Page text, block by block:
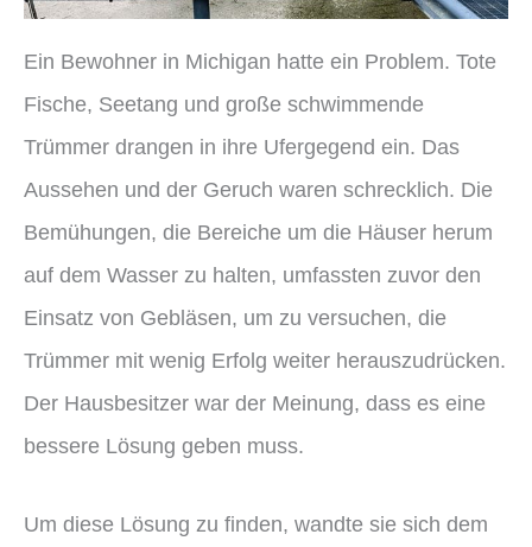
Ein Bewohner in Michigan hatte ein Problem. Tote
Fische, Seetang und große schwimmende
Trümmer drangen in ihre Ufergegend ein. Das
Aussehen und der Geruch waren schrecklich. Die
Bemühungen, die Bereiche um die Häuser herum
auf dem Wasser zu halten, umfassten zuvor den
Einsatz von Gebläsen, um zu versuchen, die
Trümmer mit wenig Erfolg weiter herauszudrücken.
Der Hausbesitzer war der Meinung, dass es eine
bessere Lösung geben muss.
Um diese Lösung zu finden, wandte sie sich dem